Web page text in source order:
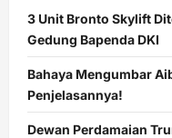
3 Unit Bronto Skylift
Gedung Bapenda DKI
Bahaya Mengumbar
Penjelasannya!
Dewan Perdamaian